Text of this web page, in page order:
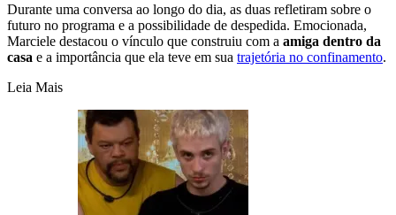
Durante uma conversa ao longo do dia, as duas refletiram sobre o
futuro no programa e a possibilidade de despedida. Emocionada,
Marciele destacou o vínculo que construiu com a amiga dentro da
casa e a importância que ela teve em sua trajetória no confinamento.
Leia Mais